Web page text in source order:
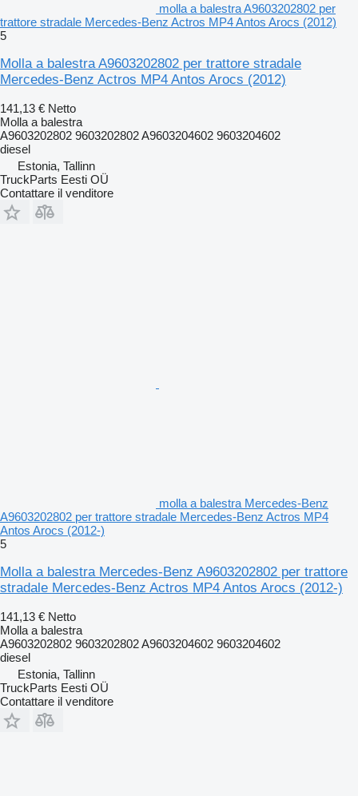
molla a balestra A9603202802 per
trattore stradale Mercedes-Benz Actros MP4 Antos Arocs (2012)
5
Molla a balestra A9603202802 per trattore stradale
Mercedes-Benz Actros MP4 Antos Arocs (2012)
141,13 € Netto
Molla a balestra
A9603202802 9603202802 A9603204602 9603204602
diesel
Estonia, Tallinn
TruckParts Eesti OÜ
Contattare il venditore
molla a balestra Mercedes-Benz
A9603202802 per trattore stradale Mercedes-Benz Actros MP4
Antos Arocs (2012-)
5
Molla a balestra Mercedes-Benz A9603202802 per trattore
stradale Mercedes-Benz Actros MP4 Antos Arocs (2012-)
141,13 € Netto
Molla a balestra
A9603202802 9603202802 A9603204602 9603204602
diesel
Estonia, Tallinn
TruckParts Eesti OÜ
Contattare il venditore